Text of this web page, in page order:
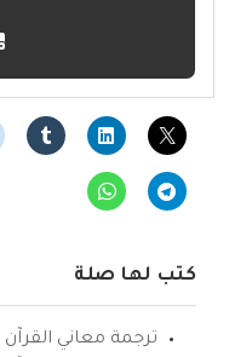
كتب لها صلة
ترجمة معاني القرآن